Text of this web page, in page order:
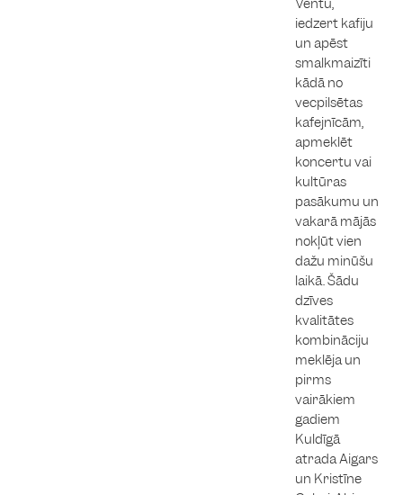
iedzert kafiju
un apēst
smalkmaizīti
kādā no
vecpilsētas
kafejnīcām,
apmeklēt
koncertu vai
kultūras
pasākumu un
vakarā mājās
nokļūt vien
dažu minūšu
laikā. Šādu
dzīves
kvalitātes
kombināciju
meklēja un
pirms
vairākiem
gadiem
Kuldīgā
atrada Aigars
un Kristīne